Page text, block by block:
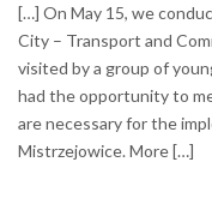
[…] On May 15, we
City – Transport and
visited by a group of
had the opportunity to
are necessary for the
Mistrzejowice. More […]